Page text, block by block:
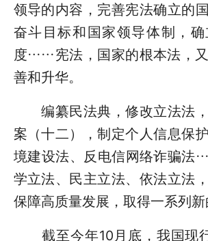
领导的内容，完善宪法确立的
奋斗目标和国家领导体制，确
度……宪法，国家的根本法，
善和升华。
编纂民法典，修改立法法，
案（十二），制定个人信息保
境建设法、反电信网络诈骗
学立法、民主立法、依法立法
保障高质量发展，取得一系列新
截至今年10月底，我国现